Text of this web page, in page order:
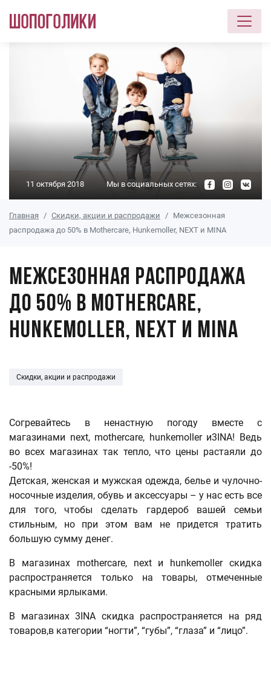
11 октября 2018 Мы в социальных сетях:
Главная Скидки, акции и распродажи
Межсезонная
распродажа до 50% в Mothercare, Hunkemoller, NEXT и MINA
Межсезонная распродажа
до 50% в Mothercare,
Hunkemoller, NEXT и MINA
Скидки, акции и распродажи
Согревайтесь в ненастную погоду вместе с
магазинами next, mothercare, hunkemoller и3INA! Ведь
во всех магазинах так тепло, что цены растаяли до
-50%!
Детская, женская и мужская одежда, белье и чулочно-
носочные изделия, обувь и аксессуары – у нас есть все
для того, чтобы сделать гардероб вашей семьи
стильным, но при этом вам не придется тратить
большую сумму денег.
В магазинах mothercare, next и hunkemoller скидка
распространяется только на товары, отмеченные
красными ярлыками.
В магазинах 3INA скидка распространяется на ряд
товаров,в категории “ногти”, “губы”, “глаза” и “лицо”.